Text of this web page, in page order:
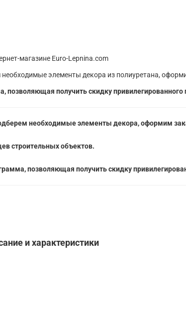
магазине Euro-Lepnina.com
элементы декора из полиуретана,
получить скидку привилегированного
необходимые элементы декора, оформим
строительных объектов.
позволяющая получить скидку
и характеристики